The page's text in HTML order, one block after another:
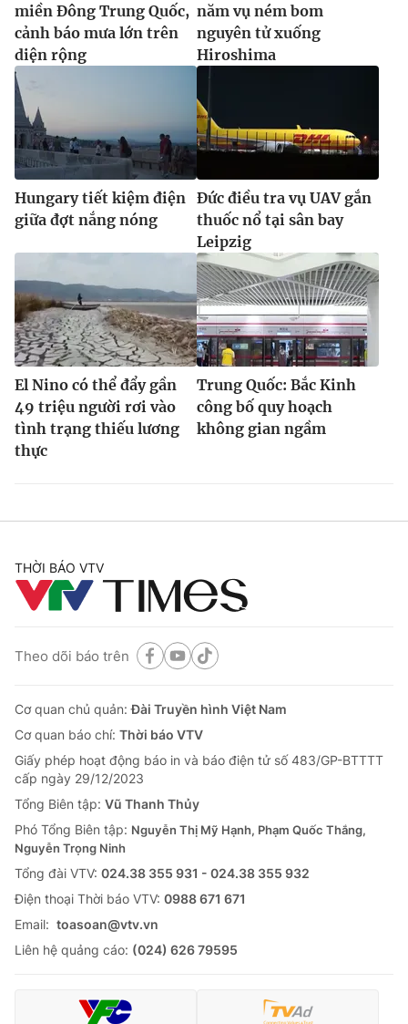
miền Đông Trung Quốc,
cảnh báo mưa lớn trên
diện rộng
năm vụ ném bom
nguyên tử xuống
Hiroshima
Hungary tiết kiệm điện
giữa đợt nắng nóng
Đức điều tra vụ UAV gắn
thuốc nổ tại sân bay
Leipzig
El Nino có thể đẩy gần
49 triệu người rơi vào
tình trạng thiếu lương
thực
Trung Quốc: Bắc Kinh
công bố quy hoạch
không gian ngầm
THỜI BÁO VTV
Theo dõi báo trên
Cơ quan chủ quản:Đài Truyền hình Việt Nam
Cơ quan báo chí: Thời báo VTV
Giấy phép hoạt động báo in và báo điện tử số 483/GP-BTTTT
cấp ngày 29/12/2023
Tổng Biên tập: Vũ Thanh Thủy
Phó Tổng Biên tập: Nguyễn Thị Mỹ Hạnh, Phạm Quốc Thắng,
Nguyễn Trọng Ninh
Tổng đài VTV: 024.38 355 931 - 024.38 355 932
Ðiện thoại Thời báo VTV: 0988 671 671
Email: toasoan@vtv.vn
Liên hệ quảng cáo: (024) 626 79595